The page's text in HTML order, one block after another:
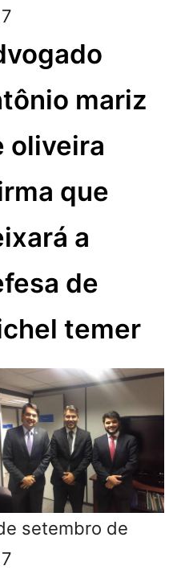
mariz
oliveira
que
a
de
temer
setembro de